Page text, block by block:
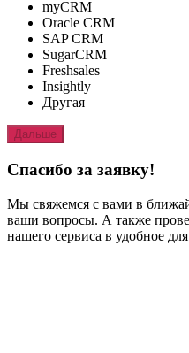
myCRM
Oracle CRM
SAP CRM
SugarCRM
Freshsales
Insightly
Другая
Дальше
Спасибо за заявку!
Мы свяжемся с вами в
ваши вопросы. А также
нашего сервиса в удобное